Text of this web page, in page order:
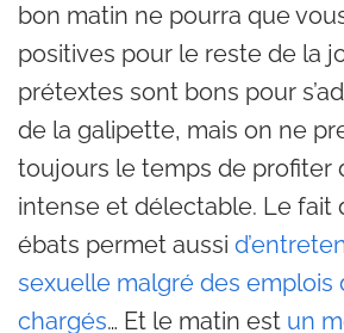
bon matin ne pourra que
positives pour le reste de la
prétextes sont bons pour
de la galipette, mais on ne
toujours le temps de profiter
intense et délectable. Le fait
ébats permet aussi
sexuelle malgré des emplois
chargés… Et le matin est un